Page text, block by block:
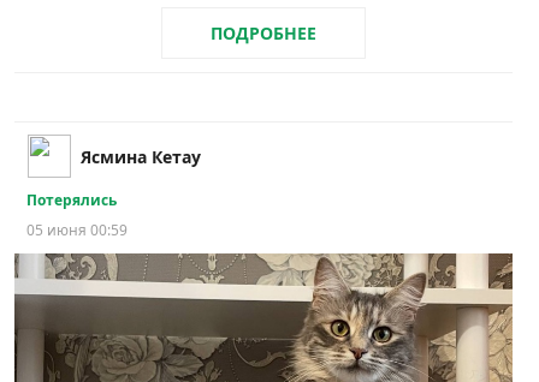
ПОДРОБНЕЕ
Ясмина Кетау
Потерялись
05 июня 00:59